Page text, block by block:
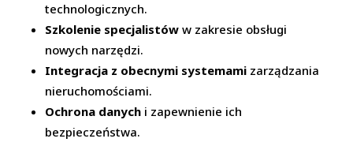
technologicznych.
Szkolenie specjalistów w zakresie obsługi
nowych narzędzi.
Integracja z obecnymi systemami zarządzania
nieruchomościami.
Ochrona danych i zapewnienie ich
bezpieczeństwa.